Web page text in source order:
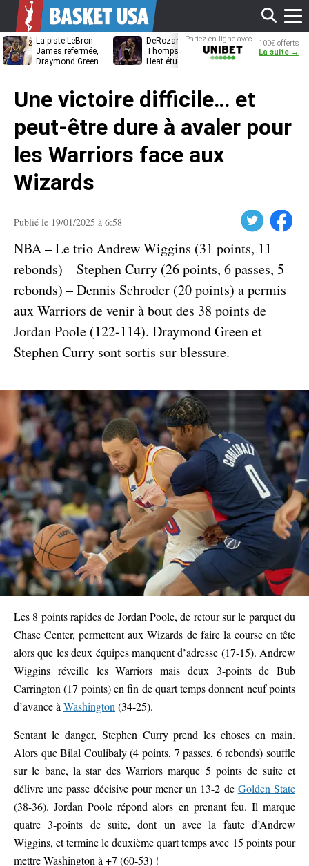
La piste LeBron
James refermée,
Draymond Green
DeRozan, Beal,
Thompson… Le
Heat étudie ses
Kentavious
Caldwell-
Pariez en ligne avec
Unibet
100€ offerts
La suite →
Une victoire difficile… et
peut-être dure à avaler pour
les Warriors face aux
Wizards
Publié le 19/01/2025 à 6:58 Facebook
NBA – Le trio Andrew Wiggins (31 points, 11
rebonds) – Stephen Curry (26 points, 6 passes, 5
rebonds) – Dennis Schroder (20 points) a permis
aux Warriors de venir à bout des 38 points de
Jordan Poole (122-114). Draymond Green et
Stephen Curry sont sortis sur blessure.
Les 8 points rapides de Jordan Poole, de retour sur le parquet du
Chase Center, permettent aux Wizards de faire la course en tête
alors que les deux équipes manquent d’adresse (17-15). Andrew
Wiggins réveille les Warriors mais deux 3-points de Bub
Carrington (17 points) en fin de quart temps donnent neuf points
d’avance àWashington(34-25).
Sentant le danger, Stephen Curry prend les choses en main.
Alors que Bilal Coulibaly (4 points, 7 passes, 6 rebonds) souffle
sur le banc, la star des Warriors marque 5 points de suite et
délivre une passe décisive pour mener un 13-2 de Golden State
(38-36). Jordan Poole répond alors en prenant feu. Il marque
quatre 3-points de suite, dont un avec la faute d’Andrew
Wiggins, et termine le deuxième quart temps avec 15 points pour
mettre Washington à +7 (60-53) !